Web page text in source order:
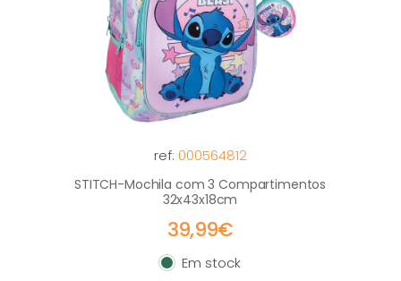
ref: 000564812
STITCH-Mochila com 3 Compartimentos
32x43x18cm
39,99€
Em stock
Em stock